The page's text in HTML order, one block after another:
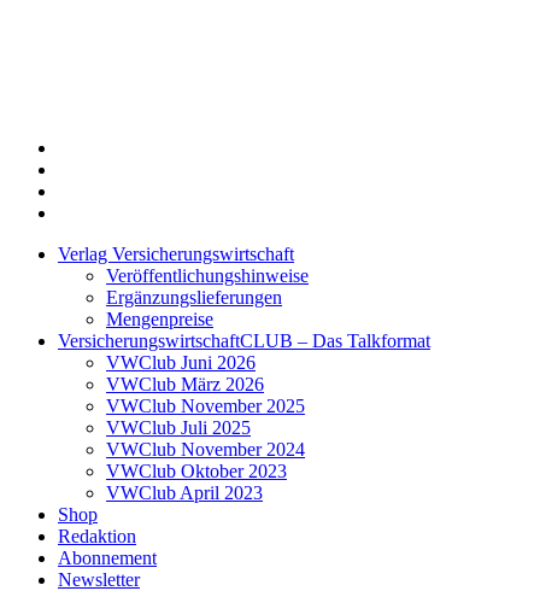
Verlag Versicherungswirtschaft
Veröffentlichungshinweise
Ergänzungslieferungen
Mengenpreise
VersicherungswirtschaftCLUB – Das Talkformat
VWClub Juni 2026
VWClub März 2026
VWClub November 2025
VWClub Juli 2025
VWClub November 2024
VWClub Oktober 2023
VWClub April 2023
Shop
Redaktion
Abonnement
Newsletter